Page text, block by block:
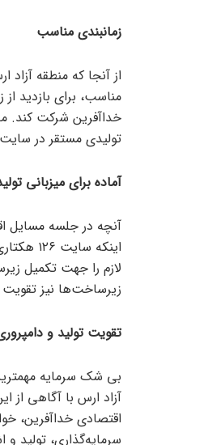
زمانبندی مناسب
از آنجا که منطقه آزاد
خداآفرین شرکت کند.
تولیدی مستقر در
آماده برای میزبانی
آنچه در جلسه مسایل
لازم را جهت تکمیل
زیرساخت‌ها نیز
تقویت تولید و
بی شک سرمایه
آزاد ارس با آگاهی از
اقتصادی خداآفرین،
سرمایه‌گذاری، تولید